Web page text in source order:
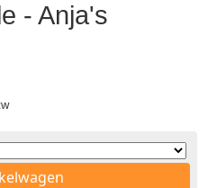
- Anja's